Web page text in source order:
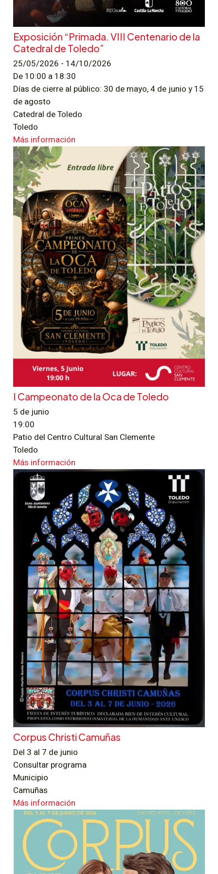
Exposición “Primada. VIII Centenario de la
Catedral de Toledo”
25/05/2026 - 14/10/2026
De 10:00 a 18:30
Días de cierre al público: 30 de mayo, 4 de junio y 15
de agosto
Catedral de Toledo
Toledo
Más información
I Campeonato de la Oca de Toledo
5 de junio
19:00
Patio del Centro Cultural San Clemente
Toledo
Más información
Corpus Christi Camuñas
Del 3 al 7 de junio
Consultar programa
Municipio
Camuñas
Más información